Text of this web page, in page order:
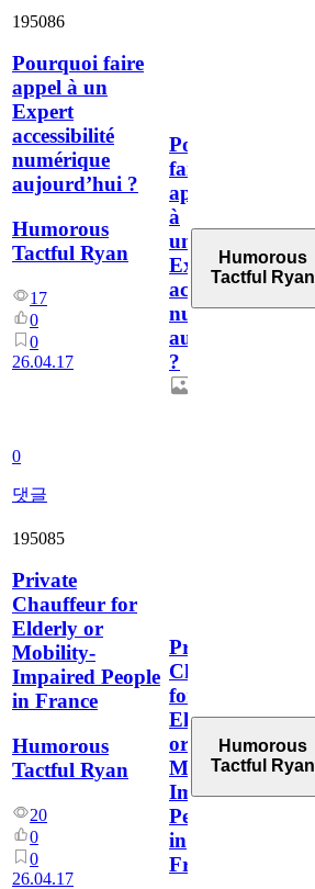
195086
Pourquoi faire
appel à un
Expert
accessibilité
numérique
aujourd’hui ?
Humorous
Tactful Ryan
17
0
0
26.04.17
0
댓글
Pourquoi
faire
appel
à
un
Expert
accessibilité
numérique
aujourd’hui
?
Humorous
Tactful Ryan
195085
Private
Chauffeur for
Elderly or
Mobility-
Impaired People
in France
Humorous
Tactful Ryan
20
0
0
26.04.17
Private
Chauffeur
for
Elderly
or
Mobility-
Impaired
People
in
France
Humorous
Tactful Ryan